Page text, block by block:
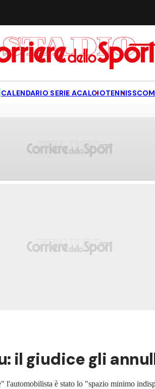
CALENDARIO SERIE ACALCIOTENNIS
il giudice gli
è stato lo "spazio minimo